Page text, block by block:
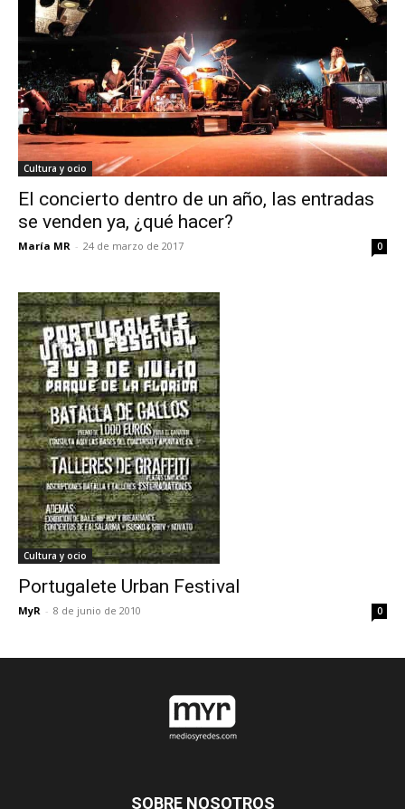
Cultura y ocio
El concierto dentro de un año, las entradas
se venden ya, ¿qué hacer?
María MR - 24 de marzo de 2017 0
Cultura y ocio
Portugalete Urban Festival
MyR - 8 de junio de 2010 0
SOBRE NOSOTROS